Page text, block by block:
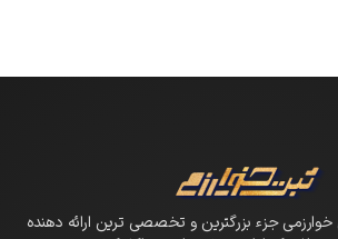
جزء بزرگترین و تخصصی ترین ارائه دهنده